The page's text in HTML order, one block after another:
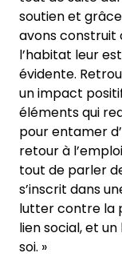
soutien et
avons construit
l’habitat leur
évidente.
un impact
éléments qui
pour entamer
retour à
tout de parler
s’inscrit dans
lutter contre la
lien social, et
soi. »